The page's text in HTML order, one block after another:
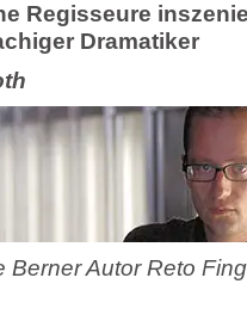
Regisseure
Dramatiker
Berner Autor Reto